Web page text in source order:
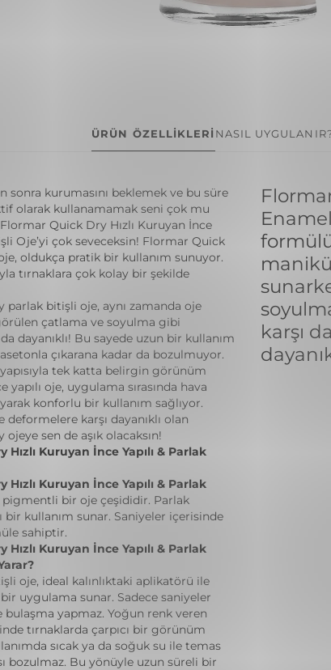
ÜRÜN ÖZELLİKLERİ NASIL
sonra kurumasını beklemek ve bu süre
olarak kullanamamak seni çok mu
Quick Dry Hızlı Kuruyan İnce
Oje’yi çok seveceksin! Flormar Quick
oldukça pratik bir kullanım sunuyor.
tırnaklara çok kolay bir şekilde
bitişli oje, aynı zamanda oje
çatlama ve soyulma gibi
dayanıklı! Bu sayede uzun bir kullanım
çıkarana kadar da bozulmuyor.
tek katta belirgin görünüm
oje, uygulama sırasında hava
konforlu bir kullanım sağlıyor.
deformelere karşı dayanıklı olan
sen de aşık olacaksın!
Kuruyan İnce Yapılı & Parlak
Kuruyan İnce Yapılı & Parlak
pigmentli bir oje çeşididir. Parlak
bir kullanım sunar. Saniyeler içerisinde
sahiptir.
Kuruyan İnce Yapılı & Parlak
oje, ideal kalınlıktaki aplikatörü ile
uygulama sunar. Sadece saniyeler
yapmaz. Yoğun renk veren
tırnaklarda çarpıcı bir görünüm
sıcak ya da soğuk su ile temas
bozulmaz. Bu yönüyle uzun süreli bir
karşı